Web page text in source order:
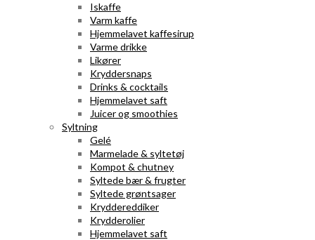
Iskaffe
Varm kaffe
Hjemmelavet kaffesirup
Varme drikke
Likører
Kryddersnaps
Drinks & cocktails
Hjemmelavet saft
Juicer og smoothies
Syltning
Gelé
Marmelade & syltetøj
Kompot & chutney
Syltede bær & frugter
Syltede grøntsager
Kryddereddiker
Krydderolier
Hjemmelavet saft